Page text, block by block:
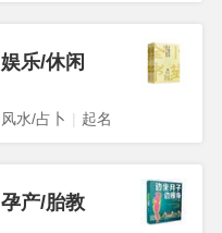
娱乐/休闲
风水/占卜 | 起名
孕产/胎教